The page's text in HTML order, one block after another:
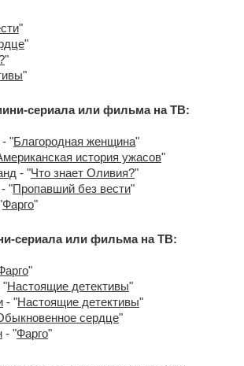
"
"
"
"
сериала или фильма на ТВ:
- "Благородная женщина"
история ужасов"
- "Что знает Оливия?"
- "Пропавший без вести"
Фарго"
сериала или фильма на ТВ:
"
"Настоящие детективы"
- "Настоящие детективы"
сердце"
- "Фарго"